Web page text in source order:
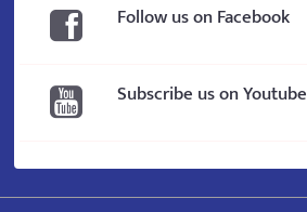
Follow us on Facebook
Subscribe us on Youtube